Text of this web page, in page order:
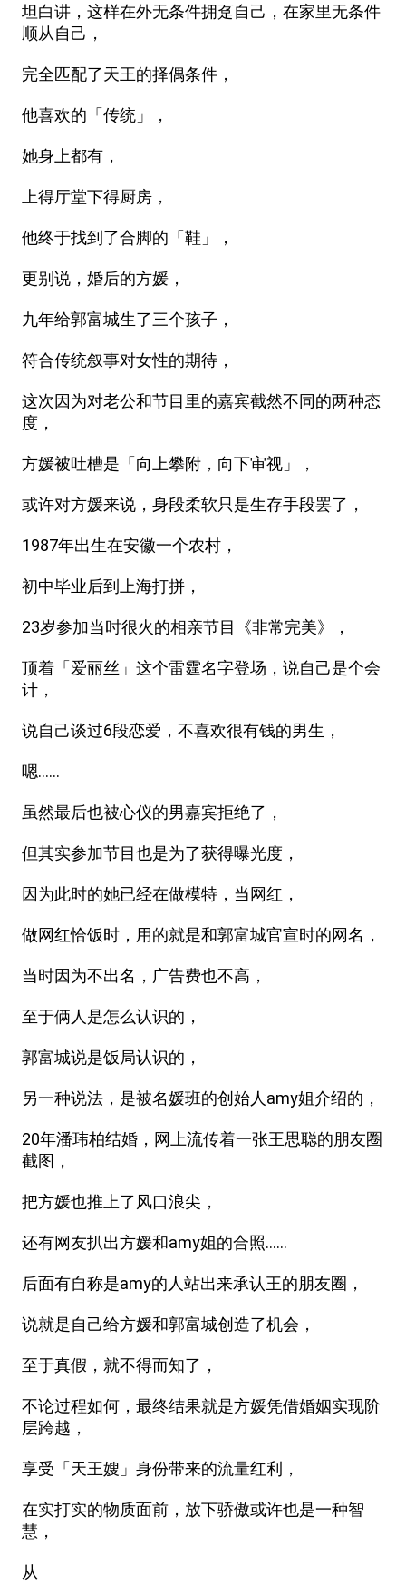
坦白讲，这样在外无条件拥趸自己，在家里无条件
顺从自己，
完全匹配了天王的择偶条件，
他喜欢的「传统」，
她身上都有，
上得厅堂下得厨房，
他终于找到了合脚的「鞋」，
更别说，婚后的方媛，
九年给郭富城生了三个孩子，
符合传统叙事对女性的期待，
这次因为对老公和节目里的嘉宾截然不同的两种态
度，
方媛被吐槽是「向上攀附，向下审视」，
或许对方媛来说，身段柔软只是生存手段罢了，
1987年出生在安徽一个农村，
初中毕业后到上海打拼，
23岁参加当时很火的相亲节目《非常完美》，
顶着「爱丽丝」这个雷霆名字登场，说自己是个会
计，
说自己谈过6段恋爱，不喜欢很有钱的男生，
嗯……
虽然最后也被心仪的男嘉宾拒绝了，
但其实参加节目也是为了获得曝光度，
因为此时的她已经在做模特，当网红，
做网红恰饭时，用的就是和郭富城官宣时的网名，
当时因为不出名，广告费也不高，
至于俩人是怎么认识的，
郭富城说是饭局认识的，
另一种说法，是被名媛班的创始人amy姐介绍的，
20年潘玮柏结婚，网上流传着一张王思聪的朋友圈
截图，
把方媛也推上了风口浪尖，
还有网友扒出方媛和amy姐的合照……
后面有自称是amy的人站出来承认王的朋友圈，
说就是自己给方媛和郭富城创造了机会，
至于真假，就不得而知了，
不论过程如何，最终结果就是方媛凭借婚姻实现阶
层跨越，
享受「天王嫂」身份带来的流量红利，
在实打实的物质面前，放下骄傲或许也是一种智
慧，
从